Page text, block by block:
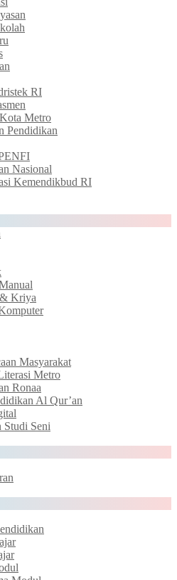
RI
Metro
Pendidikan
Nasional
Kemendikbud RI
Kriya
Masyarakat
Metro
Ronaa
Al Qur’an
Seni